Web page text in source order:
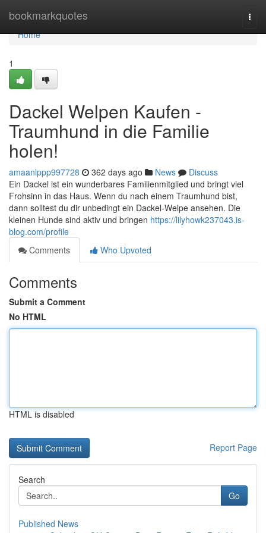
bookmarkquotes
Home
Home
1
Dackel Welpen Kaufen -
Traumhund in die Familie
holen!
amaanlppp997728 362 days ago News
Discuss
Ein Dackel ist ein wunderbares Familienmitglied und bringt viel
Frohsinn in das Haus. Wenn du nach einem Traumhund bist,
dann solltest du dir unbedingt ein Dackel-Welpe ansehen. Die
kleinen Hunde sind aktiv und bringen https://lilyhowk237043.is-
blog.com/profile
Comments
Who Upvoted
Comments
Submit a Comment
No HTML
HTML is disabled
Report Page
Search
Go
Published News